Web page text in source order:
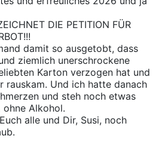
DIE PETITION FÜR
damit so ausgetobt, dass
ziemlich unerschrockene
Karton verzogen hat und
rauskam. Und ich hatte danach
und steh noch etwas
ohne Alkohol.
alle und Dir, Susi, noch